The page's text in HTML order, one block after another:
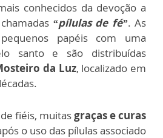
conhecidos da devoção a
“pílulas de fé”. As
papéis com uma
santo e são distribuídas
da Luz, localizado em
fiéis, muitasgraças e curas
o uso das pílulas associado